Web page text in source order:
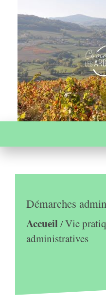
Démarches
Accueil/Vie
administratives